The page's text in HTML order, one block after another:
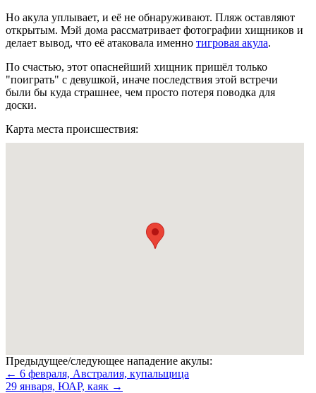
Но акула уплывает, и её не обнаруживают. Пляж оставляют
открытым. Мэй дома рассматривает фотографии хищников и
делает вывод, что её атаковала именно тигровая акула.
По счастью, этот опаснейший хищник пришёл только
"поиграть" с девушкой, иначе последствия этой встречи
были бы куда страшнее, чем просто потеря поводка для
доски.
Карта места происшествия:
Предыдущее/следующее нападение акулы:
← 6 февраля, Австралия, купальщица
29 января, ЮАР, каяк →